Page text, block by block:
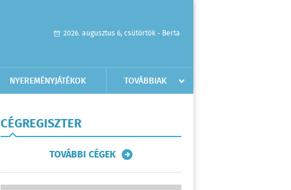
2026. augusztus 6, csütörtök - Berta
NYEREMÉNYJÁTÉKOK TOVÁBBIAK
CÉGREGISZTER
TOVÁBBI CÉGEK